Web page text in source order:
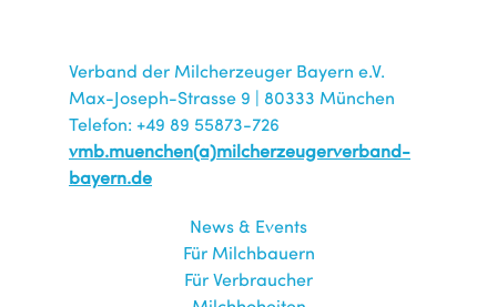
Verband der Milcherzeuger Bayern e.V.
Max-Joseph-Strasse 9 | 80333 München
Telefon: +49 89 55873-726
vmb.muenchen(a)milcherzeugerverband-
bayern.de
News & Events
Für Milchbauern
Für Verbraucher